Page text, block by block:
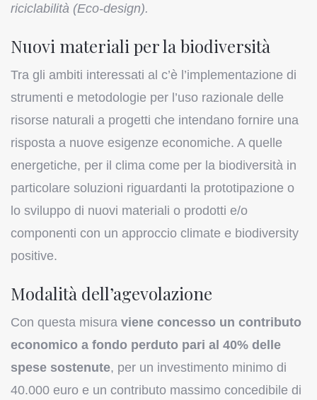
riciclabilità (Eco-design).
Nuovi materiali per la biodiversità
Tra gli ambiti interessati al c’è l’implementazione di
strumenti e metodologie per l’uso razionale delle
risorse naturali a progetti che intendano fornire una
risposta a nuove esigenze economiche. A quelle
energetiche, per il clima come per la biodiversità in
particolare soluzioni riguardanti la prototipazione o
lo sviluppo di nuovi materiali o prodotti e/o
componenti con un approccio climate e biodiversity
positive.
Modalità dell’agevolazione
Con questa misura viene concesso un contributo
economico a fondo perduto pari al 40% delle
spese sostenute, per un investimento minimo di
40.000 euro e un contributo massimo concedibile di